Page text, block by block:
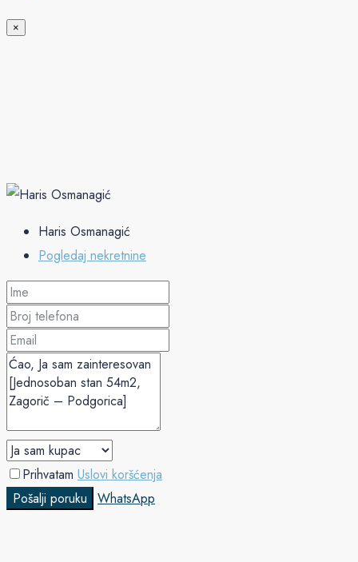
×
Haris Osmanagić
Pogledaj nekretnine
Prihvatam Uslovi koršćenja
Pošalji poruku
WhatsApp